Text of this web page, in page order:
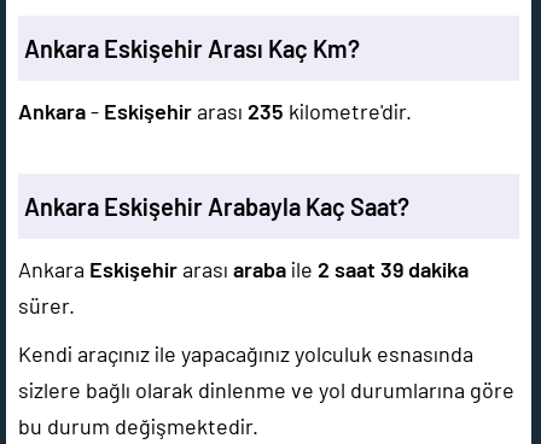
Ankara Eskişehir Arası Kaç Km?
Ankara- Eskişehirarası 235 kilometre'dir.
Ankara Eskişehir Arabayla Kaç Saat?
Ankara Eskişehirarası araba ile 2 saat 39 dakika
sürer.
Kendi araçınız ile yapacağınız yolculuk esnasında
sizlere bağlı olarak dinlenme ve yol durumlarına göre
bu durum değişmektedir.